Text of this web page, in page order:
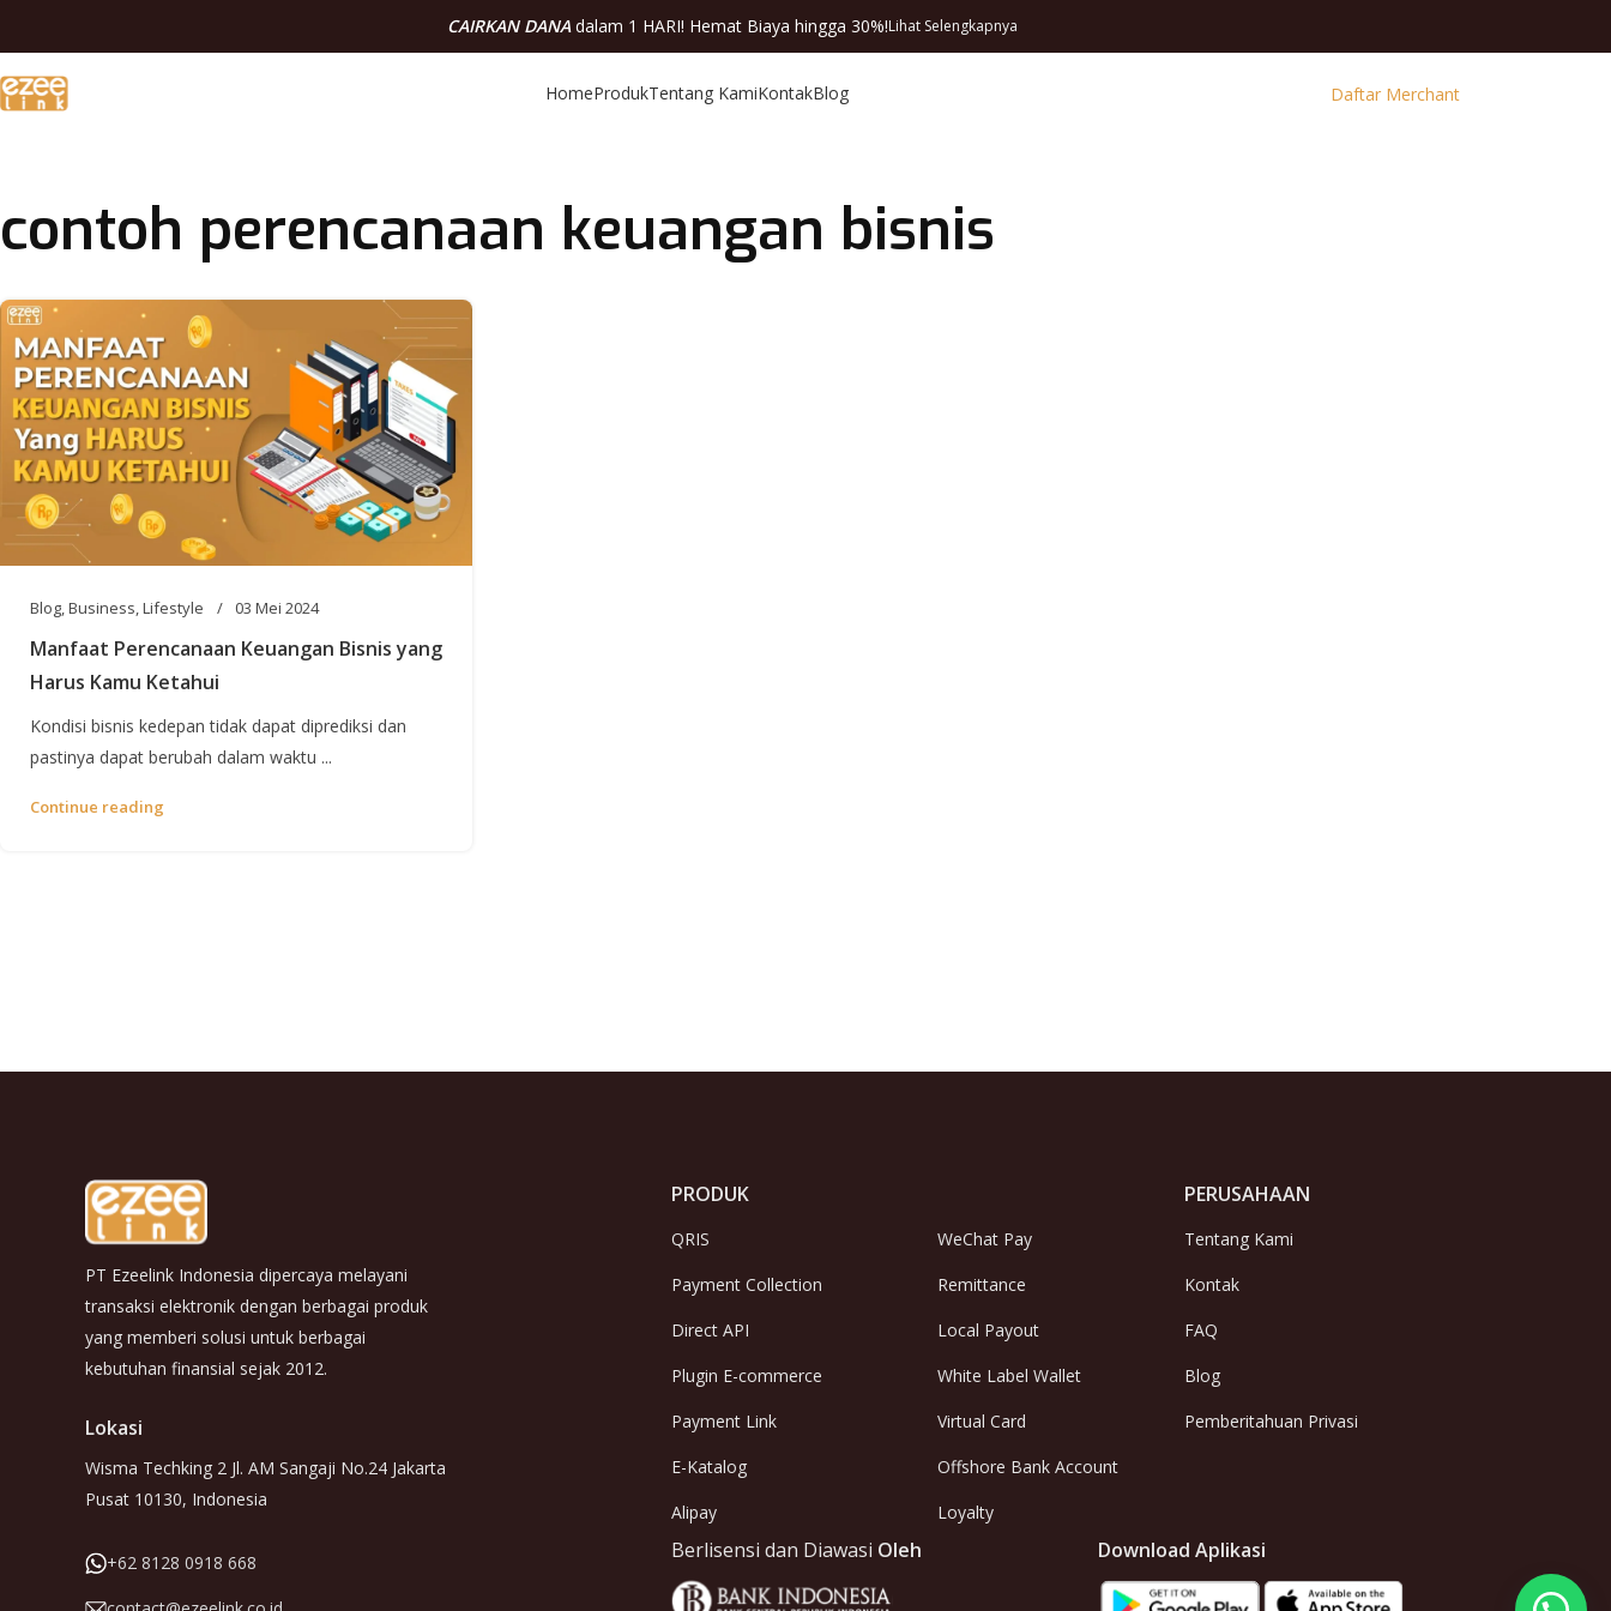
CAIRKAN DANAdalam 1 HARI! Hemat Biaya hingga 30%!Lihat Selengkapnya
HomeProdukTentang KamiKontakBlog Daftar Merchant
contoh perencanaan keuangan bisnis
Blog,Business,Lifestyle 03 Mei 2024
Manfaat Perencanaan Keuangan Bisnis yang
Harus Kamu Ketahui
Kondisi bisnis kedepan tidak dapat diprediksi dan
pastinya dapat berubah dalam waktu ...
Continue reading
PT Ezeelink Indonesia dipercaya melayani
transaksi elektronik dengan berbagai produk
yang memberi solusi untuk berbagai
kebutuhan finansial sejak 2012.
Lokasi
Wisma Techking 2 Jl. AM Sangaji No.24 Jakarta
Pusat 10130, Indonesia
+62 8128 0918 668
PRODUK
QRIS
Payment Collection
Direct API
Plugin E-commerce
Payment Link
E-Katalog
Alipay
WeChat Pay
Remittance
Local Payout
White Label Wallet
Virtual Card
Offshore Bank Account
Loyalty
PERUSAHAAN
Tentang Kami
Kontak
FAQ
Blog
Pemberitahuan Privasi
Berlisensi dan Diawasi Oleh Download Aplikasi